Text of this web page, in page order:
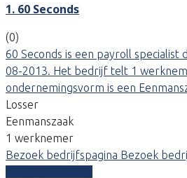
1. 60 Seconds
(0)
60 Seconds is een payroll specialist
08-2013. Het bedrijf telt 1
ondernemingsvorm is een
Losser
Eenmanszaak
1 werknemer
Bezoek bedrijfspagina Bezoek